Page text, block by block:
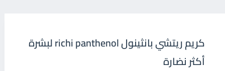
كريم ريتشي بانثينول richi panthenol لبشرة
أكثر نضارة